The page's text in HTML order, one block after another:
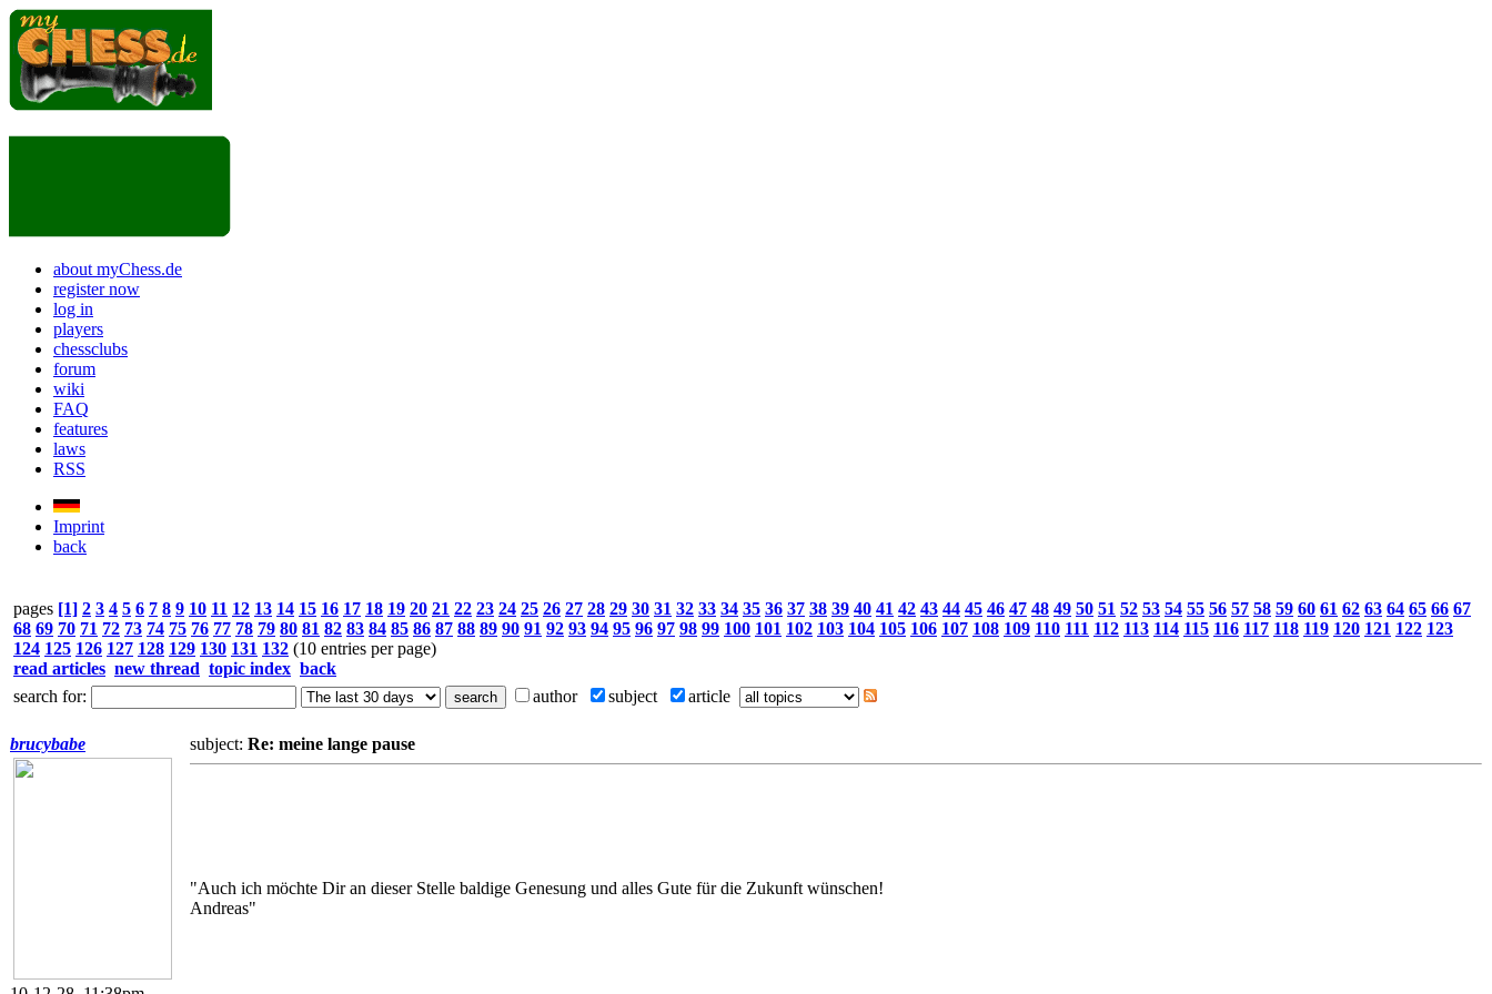
about myChess.de
register now
log in
players
chessclubs
forum
wiki
FAQ
features
laws
RSS
Imprint
back
pages [1] 2 3 4 5 6 7 8 9 10 11 12 13 14 15 16 17 18 19 20 21 22 23 24 25 26 27 28 29 30 31 32 33 34 35 36 37 38 39 40 41 42 43 44 45 46 47 48 49 50 51 52 53 54 55 56 57 58 59 60 61 62 63 64 65 66 67
68 69 70 71 72 73 74 75 76 77 78 79 80 81 82 83 84 85 86 87 88 89 90 91 92 93 94 95 96 97 98 99 100 101 102 103 104 105 106 107 108 109 110 111 112 113 114 115 116 117 118 119 120 121 122 123
124 125 126 127 128 129 130 131 132 (10 entries per page)
read articles new thread topic index back
search for:
author subject article
brucybabe subject: Re: meine lange pause
"Auch ich möchte Dir an dieser Stelle baldige Genesung und alles Gute für die Zukunft wünschen!
Andreas"